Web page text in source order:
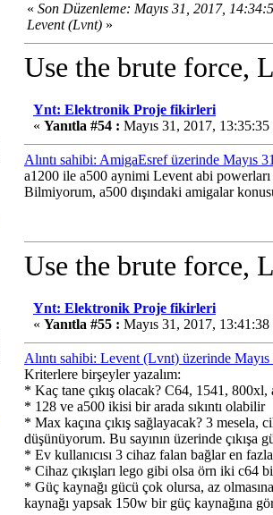
« Son Düzenleme: Mayıs 31, 2017,
Levent (Lvnt) »
Use the brute force,
Ynt: Elektronik Proje fikirleri
« Yanıtla #54 : Mayıs 31, 2017,
Alıntı sahibi: AmigaEsref üzerinde Mayıs
a1200 ile a500 aynimi Levent abi powerları
Bilmiyorum, a500 dışındaki amigalar
Use the brute force,
Ynt: Elektronik Proje fikirleri
« Yanıtla #55 : Mayıs 31, 2017,
Alıntı sahibi: Levent (Lvnt) üzerinde
Kriterlere birşeyler yazalım:
* Kaç tane çıkış olacak? C64, 1541,
* 128 ve a500 ikisi bir arada sıkıntı olabilir
* Max kaçına çıkış sağlayacak? 3
düşünüyorum. Bu sayının üzerinde çıkışa
* Ev kullanıcısı 3 cihaz falan bağlar en
* Cihaz çıkışları lego gibi olsa örn iki c64
* Güç kaynağı gücü çok olursa, az
kaynağı yapsak 150w bir güç kaynağına